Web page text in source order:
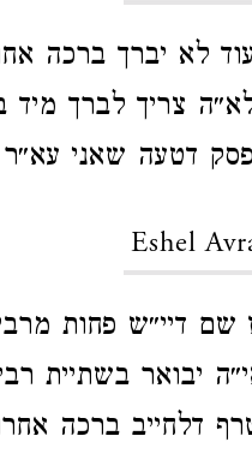
לא יברך ברכה
צריך לברך מיד
דטעה שאני עא״ר
Eshel
שם דיי״ש פחות
יבואר בשתיית
דלחייב ברכה